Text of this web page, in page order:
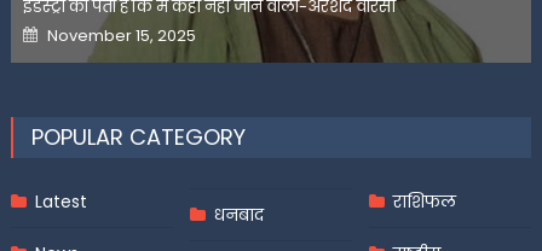
इंडस्ट्री को पता है कि मैं कहीं नहीं जाने वाला-अरशद वारसी
Posted
on
November 15, 2025
POPULAR CATEGORY
Latest
धनबाद
राशिफल